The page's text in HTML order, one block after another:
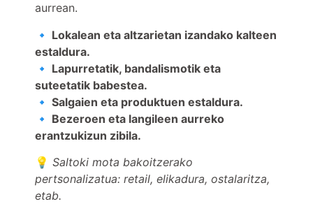
aurrean.
🔹 Lokalean eta altzarietan izandako kalteen
estaldura.
🔹 Lapurretatik, bandalismotik eta
suteetatik babestea.
🔹 Salgaien eta produktuen estaldura.
🔹 Bezeroen eta langileen aurreko
erantzukizun zibila.
💡 Saltoki mota bakoitzerako
pertsonalizatua: retail, elikadura, ostalaritza,
etab.